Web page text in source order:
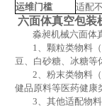
运维门槛
适配
六面体真空包装
淼昶机械六面体
1、颗粒类物料
豆、白砂糖、冰糖等
2、粉末类物料
健品原料等医药健康
3、其他适配物